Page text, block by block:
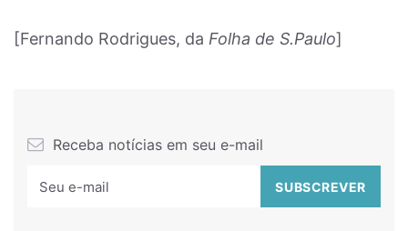
[Fernando Rodrigues, da Folha de S.Paulo]
Receba notícias em seu e-mail